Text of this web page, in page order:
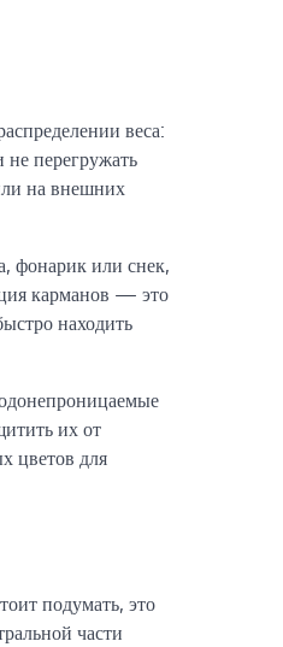
веса:
перегружать
на внешних
фонарик или снек,
карманов — это
находить
их от
цветов для
подумать, это
части